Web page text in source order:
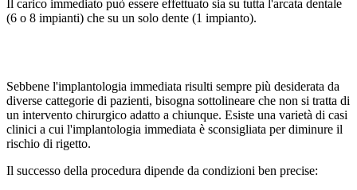
Il carico immediato può essere effettuato sia su tutta l'arcata dentale
(6 o 8 impianti) che su un solo dente (1 impianto).
Sebbene l'implantologia immediata risulti sempre più desiderata da
diverse cattegorie di pazienti, bisogna sottolineare che non si tratta di
un intervento chirurgico adatto a chiunque. Esiste una varietà di casi
clinici a cui l'implantologia immediata è sconsigliata per diminure il
rischio di rigetto.
Il successo della procedura dipende da condizioni ben precise: